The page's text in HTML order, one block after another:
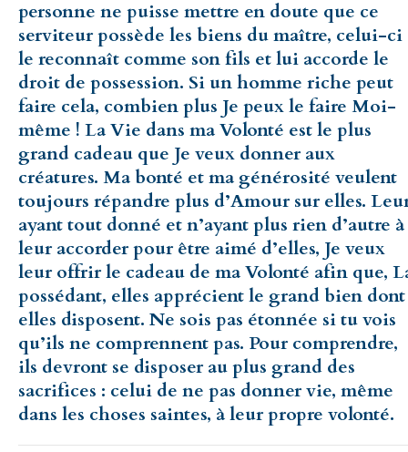
personne ne puisse mettre en doute que ce
serviteur possède les biens du maître, celui-ci
le reconnaît comme son fils et lui accorde le
droit de possession. Si un homme riche peut
faire cela, combien plus Je peux le faire Moi-
même ! La Vie dans ma Volonté est le plus
grand cadeau que Je veux donner aux
créatures. Ma bonté et ma générosité veulent
toujours répandre plus d’Amour sur elles.
ayant tout donné et n’ayant plus rien d’autre à
leur accorder pour être aimé d’elles, Je veux
leur offrir le cadeau de ma Volonté afin que,
possédant, elles apprécient le grand bien dont
elles disposent. Ne sois pas étonnée si tu vois
qu’ils ne comprennent pas. Pour comprendre,
ils devront se disposer au plus grand des
sacrifices : celui de ne pas donner vie, même
dans les choses saintes, à leur propre volonté.